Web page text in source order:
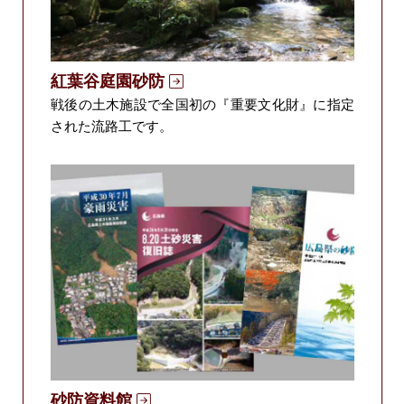
紅葉谷庭園砂防
戦後の土木施設で全国初の『重要文化財』に指定
された流路工です。